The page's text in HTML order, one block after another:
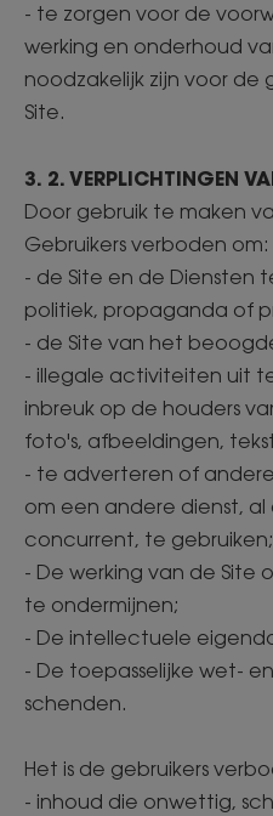
- te zorgen voor de
werking en onderhoud
noodzakelijk zijn voor de
Site.
3. 2. VERPLICHTINGEN
Door gebruik te maken
Gebruikers verboden om:
- de Site en de Diensten
politiek, propaganda of
- de Site van het
- illegale activiteiten uit
inbreuk op de houders
foto's, afbeeldingen,
- te adverteren of
om een andere dienst,
concurrent, te gebruiken;
- De werking van de Site
te ondermijnen;
- De intellectuele
- De toepasselijke wet-
schenden.
Het is de gebruikers
- inhoud die onwettig,